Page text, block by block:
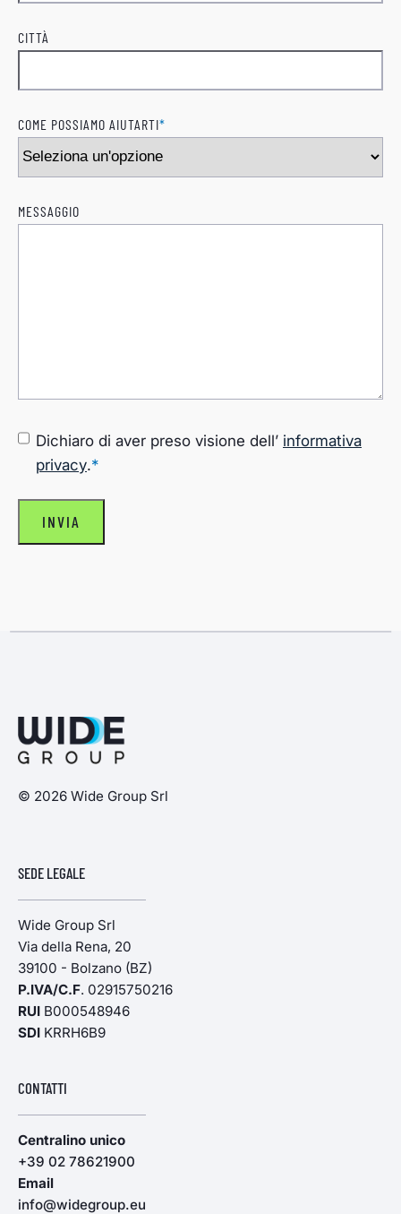
CITTÀ
COME POSSIAMO AIUTARTI*
MESSAGGIO
CONSENSO*
Dichiaro di aver preso visione dell’ informativa
privacy.*
© 2026 Wide Group Srl
SEDE LEGALE
Wide Group Srl
Via della Rena, 20
39100 - Bolzano (BZ)
P.IVA/C.F. 02915750216
RUI B000548946
SDI KRRH6B9
CONTATTI
Centralino unico
+39 02 78621900
Email
info@widegroup.eu